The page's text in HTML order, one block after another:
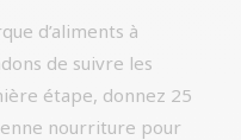
d’aliments à
de suivre les
étape, donnez 25
nourriture pour